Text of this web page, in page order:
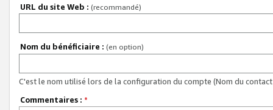
URL du site Web : (recommandé)
Nom du bénéficiaire : (en option)
C'est le nom utilisé lors de la configuration du compte (Nom du
Commentaires : *